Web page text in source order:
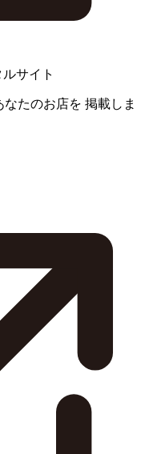
サイト
なたのお店を 掲載しま